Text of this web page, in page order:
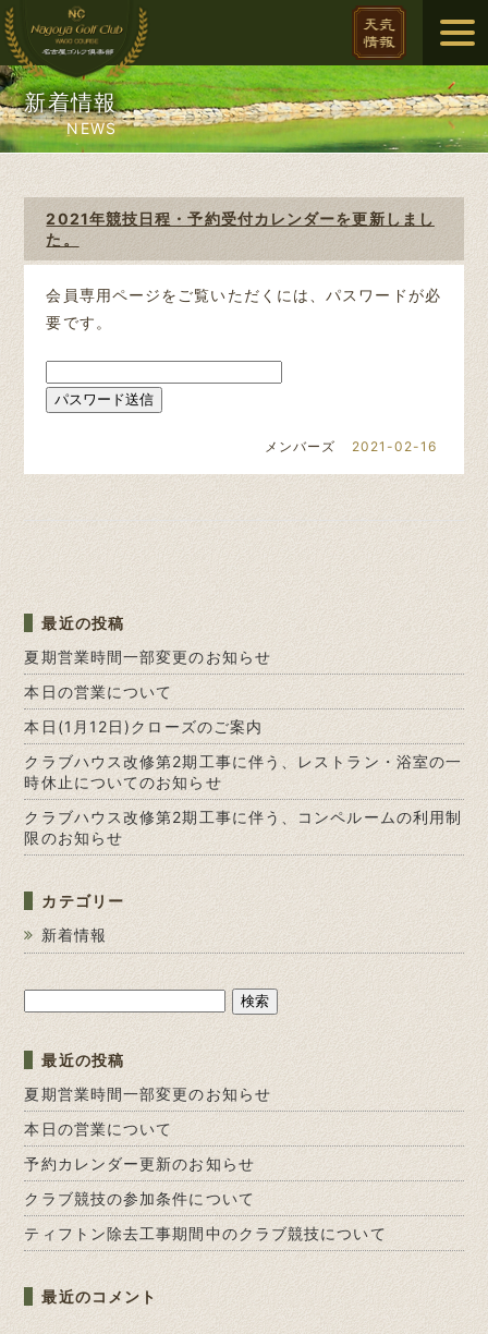
新着情報
NEWS
2021年競技日程・予約受付カレンダーを更新しまし
た。
会員専用ページをご覧いただくには、パスワードが必
要です。
メンバーズ 2021-02-16
最近の投稿
夏期営業時間一部変更のお知らせ
本日の営業について
本日(1月12日)クローズのご案内
クラブハウス改修第2期工事に伴う、レストラン・浴室の一
時休止についてのお知らせ
クラブハウス改修第2期工事に伴う、コンペルームの利用制
限のお知らせ
カテゴリー
新着情報
索:
最近の投稿
夏期営業時間一部変更のお知らせ
本日の営業について
予約カレンダー更新のお知らせ
クラブ競技の参加条件について
ティフトン除去工事期間中のクラブ競技について
最近のコメント